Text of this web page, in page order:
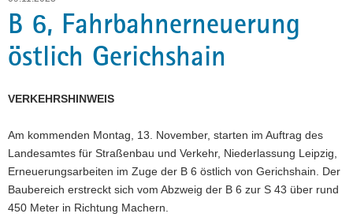
r
e
i
f
n
e
N
a
v
i
a
t
i
o
r
m
a
t
o
i
c
h
B 6, Fahrbahnerneuerung
östlich Gerichshain
VERKEHRSHINWEIS
Am kommenden Montag, 13. November, starten im Auftrag des
Landesamtes für Straßenbau und Verkehr, Niederlassung Leipzig,
Erneuerungsarbeiten im Zuge der B 6 östlich von Gerichshain. Der
Baubereich erstreckt sich vom Abzweig der B 6 zur S 43 über rund
450 Meter in Richtung Machern.